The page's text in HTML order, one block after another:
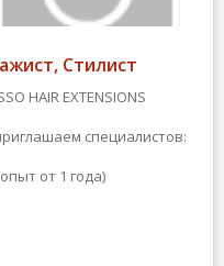
Стилист
HAIR EXTENSIONS
специалистов:
от 1 года)